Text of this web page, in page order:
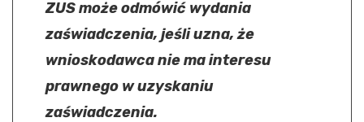
ZUS może odmówić wydania
zaświadczenia, jeśli uzna, że
wnioskodawca nie ma interesu
prawnego w uzyskaniu
zaświadczenia.